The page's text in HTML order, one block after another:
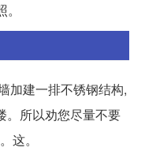
加建一排不锈钢结构,
。所以劝您尽量不要
这。